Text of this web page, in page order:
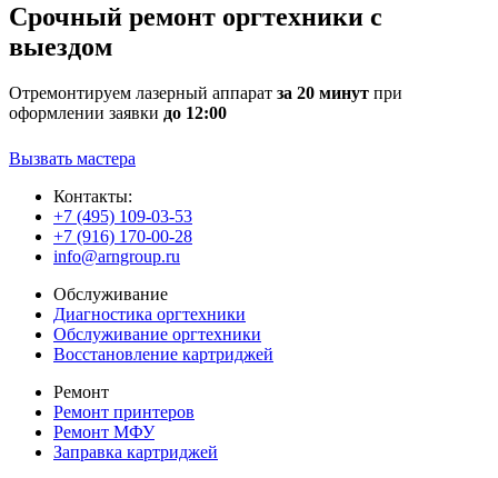
Срочный ремонт оргтехники с
выездом
Отремонтируем лазерный аппарат за 20 минут при
оформлении заявки до 12:00
Вызвать мастера
Контакты:
+7 (495) 109-03-53
+7 (916) 170-00-28
info@arngroup.ru
Обслуживание
Диагностика оргтехники
Обслуживание оргтехники
Восстановление картриджей
Ремонт
Ремонт принтеров
Ремонт МФУ
Заправка картриджей